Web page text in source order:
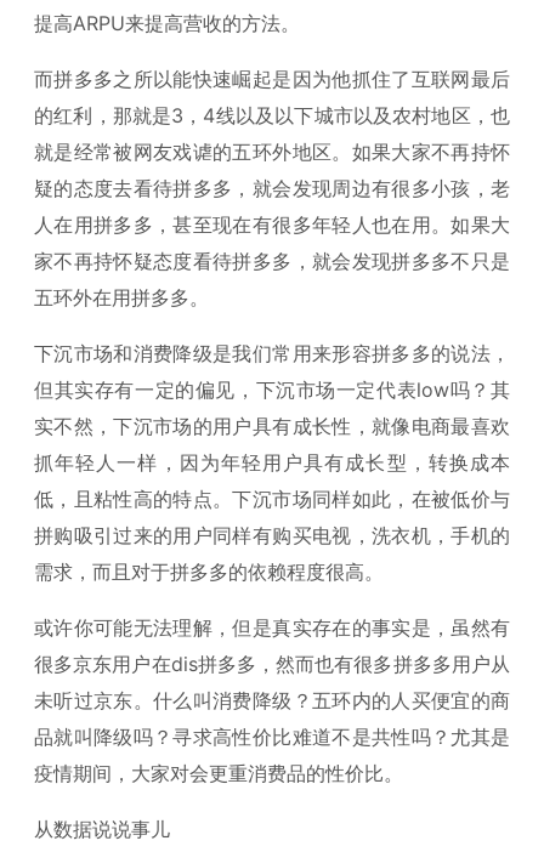
提高ARPU来提高营收的方法。
而拼多多之所以能快速崛起是因为他抓住了互联网最后
的红利，那就是3，4线以及以下城市以及农村地区，也
就是经常被网友戏谑的五环外地区。如果大家不再持怀
疑的态度去看待拼多多，就会发现周边有很多小孩，老
人在用拼多多，甚至现在有很多年轻人也在用。如果大
家不再持怀疑态度看待拼多多，就会发现拼多多不只是
五环外在用拼多多。
下沉市场和消费降级是我们常用来形容拼多多的说法，
但其实存有一定的偏见，下沉市场一定代表low吗？其
实不然，下沉市场的用户具有成长性，就像电商最喜欢
抓年轻人一样，因为年轻用户具有成长型，转换成本
低，且粘性高的特点。下沉市场同样如此，在被低价与
拼购吸引过来的用户同样有购买电视，洗衣机，手机的
需求，而且对于拼多多的依赖程度很高。
或许你可能无法理解，但是真实存在的事实是，虽然有
很多京东用户在dis拼多多，然而也有很多拼多多用户从
未听过京东。什么叫消费降级？五环内的人买便宜的商
品就叫降级吗？寻求高性价比难道不是共性吗？尤其是
疫情期间，大家对会更重消费品的性价比。
从数据说说事儿